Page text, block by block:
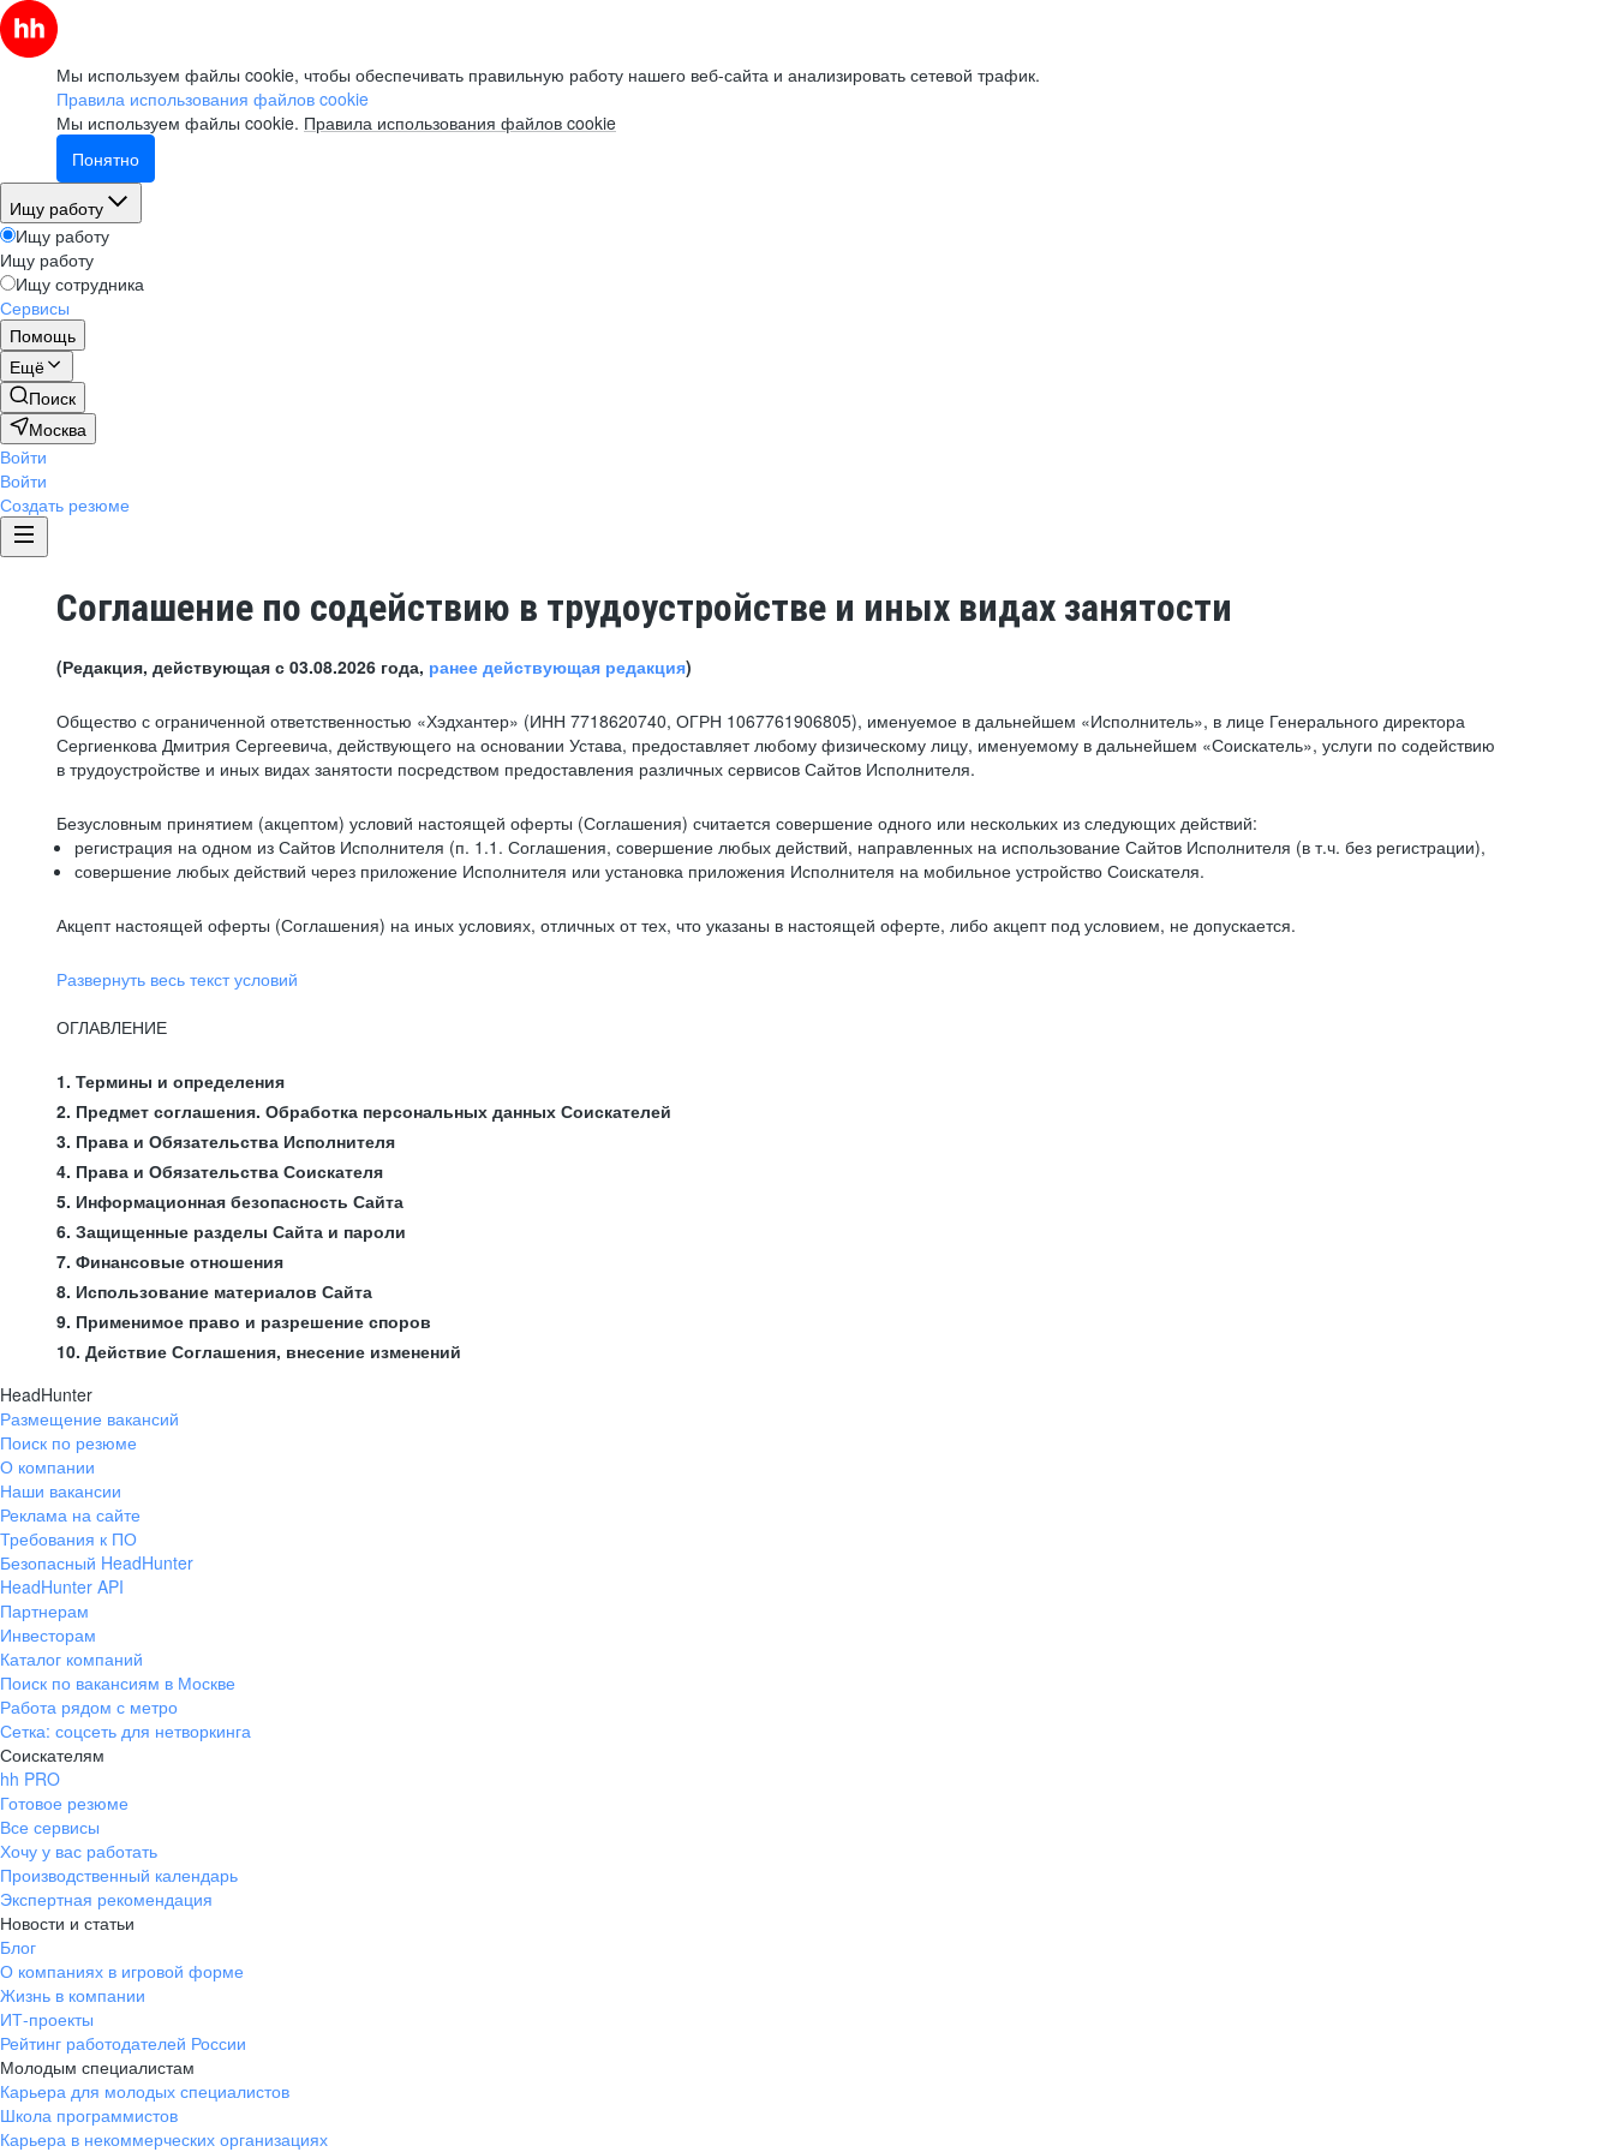
Мы используем файлы cookie, чтобы обеспечивать правильную работу нашего веб-сайта и анализировать сетевой трафик.
Правила использования файлов cookie
Мы используем файлы cookie. Правила использования файлов cookie
Понятно
Ищу работу
Ищу работу
Ищу работу
Ищу сотрудника
Сервисы
Помощь
Ещё
Поиск
Москва
Войти
Войти
Создать резюме
Соглашение по содействию в трудоустройстве и иных видах занятости
(Редакция, действующая с 03.08.2026 года, ранее действующая редакция)
Общество с ограниченной ответственностью «Хэдхантер» (ИНН 7718620740, ОГРН 1067761906805), именуемое в дальнейшем «Исполнитель», в лице Генерального директора
Сергиенкова Дмитрия Сергеевича, действующего на основании Устава, предоставляет любому физическому лицу, именуемому в дальнейшем «Соискатель», услуги по содействию
в трудоустройстве и иных видах занятости посредством предоставления различных сервисов Сайтов Исполнителя.
Безусловным принятием (акцептом) условий настоящей оферты (Соглашения) считается совершение одного или нескольких из следующих действий:
регистрация на одном из Сайтов Исполнителя (п. 1.1. Соглашения, совершение любых действий, направленных на использование Сайтов Исполнителя (в т.ч. без регистрации),
совершение любых действий через приложение Исполнителя или установка приложения Исполнителя на мобильное устройство Соискателя.
Акцепт настоящей оферты (Соглашения) на иных условиях, отличных от тех, что указаны в настоящей оферте, либо акцепт под условием, не допускается.
Развернуть весь текст условий
ОГЛАВЛЕНИЕ
1. Термины и определения
2. Предмет соглашения. Обработка персональных данных Соискателей
3. Права и Обязательства Исполнителя
4. Права и Обязательства Соискателя
5. Информационная безопасность Сайта
6. Защищенные разделы Сайта и пароли
7. Финансовые отношения
8. Использование материалов Сайта
9. Применимое право и разрешение споров
10. Действие Соглашения, внесение изменений
HeadHunter
Размещение вакансий
Поиск по резюме
О компании
Наши вакансии
Реклама на сайте
Требования к ПО
Безопасный HeadHunter
HeadHunter API
Партнерам
Инвесторам
Каталог компаний
Поиск по вакансиям в Москве
Работа рядом с метро
Сетка: соцсеть для нетворкинга
Соискателям
hh PRO
Готовое резюме
Все сервисы
Хочу у вас работать
Производственный календарь
Экспертная рекомендация
Новости и статьи
Блог
О компаниях в игровой форме
Жизнь в компании
ИТ-проекты
Рейтинг работодателей России
Молодым специалистам
Карьера для молодых специалистов
Школа программистов
Карьера в некоммерческих организациях